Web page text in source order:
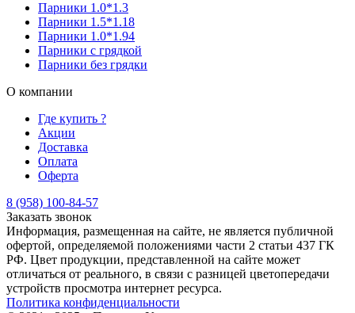
Парники 1.0*1.3
Парники 1.5*1.18
Парники 1.0*1.94
Парники с грядкой
Парники без грядки
О компании
Где купить ?
Акции
Доставка
Оплата
Оферта
8 (958) 100-84-57
Заказать звонок
Информация, размещенная на сайте, не является публичной
офертой, определяемой положениями части 2 статьи 437 ГК
РФ. Цвет продукции, представленной на сайте может
отличаться от реального, в связи с разницей цветопередачи
устройств просмотра интернет ресурса.
Политика конфиденциальности